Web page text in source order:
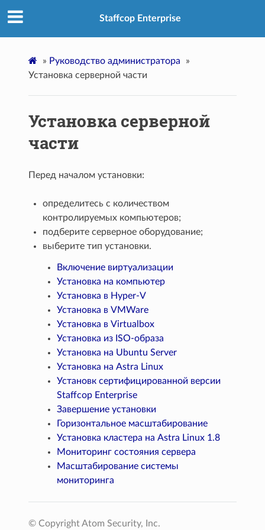
Staffcop Enterprise
» Руководство администратора
»
Установка серверной части
Установка серверной
части
Перед началом установки:
определитесь с количеством
контролируемых компьютеров;
подберите серверное оборудование;
выберите тип установки.
Включение виртуализации
Установка на компьютер
Установка в Hyper-V
Установка в VMWare
Установка в Virtualbox
Установка из ISO-образа
Установка на Ubuntu Server
Установка на Astra Linux
Установк сертифицированной версии
Staffcop Enterprise
Завершение установки
Горизонтальное масштабирование
Установка кластера на Astra Linux 1.8
Мониторинг состояния сервера
Масштабирование системы
мониторинга
© Copyright Atom Security, Inc.